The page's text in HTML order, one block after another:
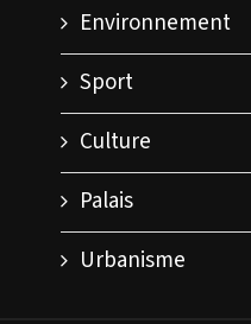
Environnement
Sport
Culture
Palais
Urbanisme